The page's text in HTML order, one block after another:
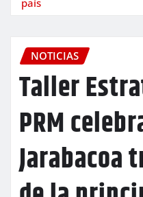
NOTICIAS
Taller
PRM
Jarabacoa